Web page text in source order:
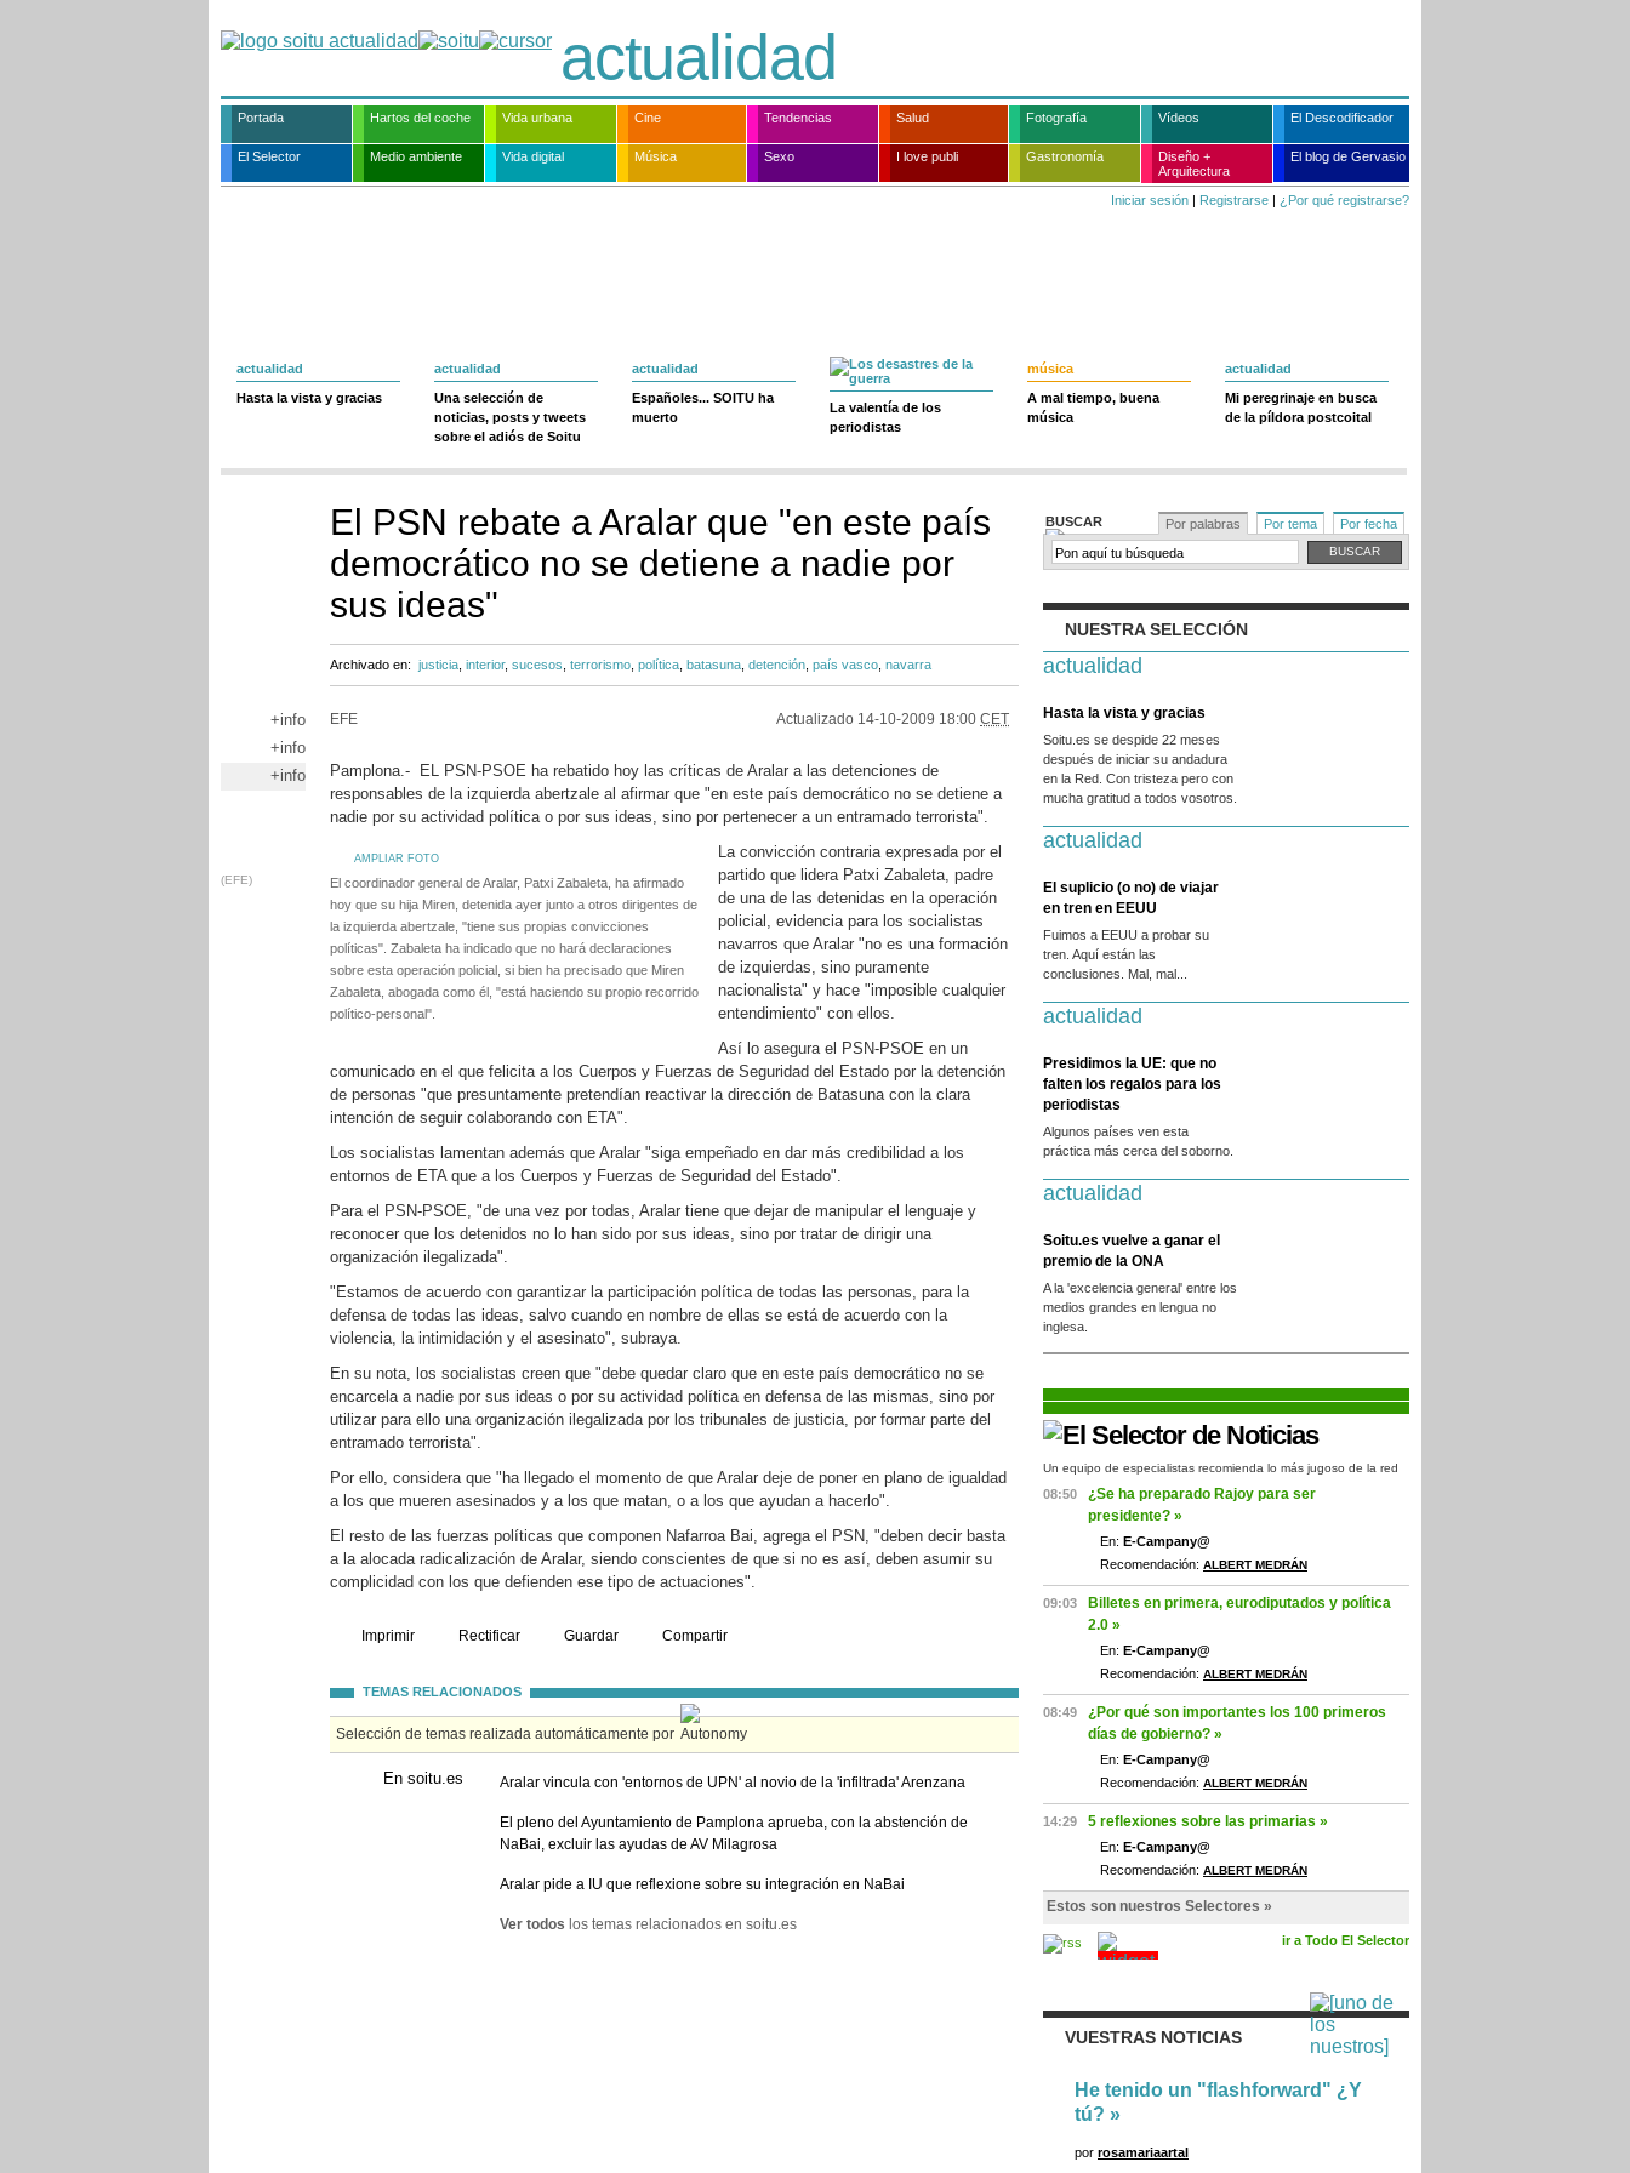
actualidad
Portada Hartos del coche Vida urbana Cine Tendencias Salud Fotografía Vídeos El Descodificador
El Selector Medio ambiente Vida digital Música Sexo I love publi Gastronomía
Diseño +
Arquitectura
El blog de Gervasio
Iniciar sesión | Registrarse | ¿Por qué registrarse?
actualidad
Hasta la vista y gracias
actualidad
Una selección de
noticias, posts y tweets
sobre el adiós de Soitu
actualidad
Españoles... SOITU ha
muerto
La valentía de los
periodistas
música
A mal tiempo, buena
música
actualidad
Mi peregrinaje en busca
de la píldora postcoital
El PSN rebate a Aralar que "en este país
democrático no se detiene a nadie por
sus ideas"
Archivado en: justicia interior, sucesos terrorismo política batasuna detención país vasco navarra
+info
+info
+info
EFE Actualizado 14-10-2009 18:00 CET
Pamplona.- EL PSN-PSOE ha rebatido hoy las críticas de Aralar a las detenciones de
responsables de la izquierda abertzale al afirmar que "en este país democrático no se detiene a
nadie por su actividad política o por sus ideas, sino por pertenecer a un entramado terrorista".
AMPLIAR FOTO
(EFE)
El coordinador general de Aralar, Patxi Zabaleta, ha afirmado
hoy que su hija Miren, detenida ayer junto a otros dirigentes de
la izquierda abertzale, "tiene sus propias convicciones
políticas". Zabaleta ha indicado que no hará declaraciones
sobre esta operación policial, si bien ha precisado que Miren
Zabaleta, abogada como él, "está haciendo su propio recorrido
político-personal".
La convicción contraria expresada por el
partido que lidera Patxi Zabaleta, padre
de una de las detenidas en la operación
policial, evidencia para los socialistas
navarros que Aralar "no es una formación
de izquierdas, sino puramente
nacionalista" y hace "imposible cualquier
entendimiento" con ellos.
Así lo asegura el PSN-PSOE en un
comunicado en el que felicita a los Cuerpos y Fuerzas de Seguridad del Estado por la detención
de personas "que presuntamente pretendían reactivar la dirección de Batasuna con la clara
intención de seguir colaborando con ETA".
Los socialistas lamentan además que Aralar "siga empeñado en dar más credibilidad a los
entornos de ETA que a los Cuerpos y Fuerzas de Seguridad del Estado".
Para el PSN-PSOE, "de una vez por todas, Aralar tiene que dejar de manipular el lenguaje y
reconocer que los detenidos no lo han sido por sus ideas, sino por tratar de dirigir una
organización ilegalizada".
"Estamos de acuerdo con garantizar la participación política de todas las personas, para la
defensa de todas las ideas, salvo cuando en nombre de ellas se está de acuerdo con la
violencia, la intimidación y el asesinato", subraya.
En su nota, los socialistas creen que "debe quedar claro que en este país democrático no se
encarcela a nadie por sus ideas o por su actividad política en defensa de las mismas, sino por
utilizar para ello una organización ilegalizada por los tribunales de justicia, por formar parte del
entramado terrorista".
Por ello, considera que "ha llegado el momento de que Aralar deje de poner en plano de igualdad
a los que mueren asesinados y a los que matan, o a los que ayudan a hacerlo".
El resto de las fuerzas políticas que componen Nafarroa Bai, agrega el PSN, "deben decir basta
a la alocada radicalización de Aralar, siendo conscientes de que si no es así, deben asumir su
complicidad con los que defienden ese tipo de actuaciones".
Imprimir Rectificar Guardar Compartir
TEMAS RELACIONADOS
Selección de temas realizada automáticamente por
En soitu.es Aralar vincula con 'entornos de UPN' al novio de la 'infiltrada' Arenzana
El pleno del Ayuntamiento de Pamplona aprueba, con la abstención de
NaBai, excluir las ayudas de AV Milagrosa
Aralar pide a IU que reflexione sobre su integración en NaBai
Ver todos los temas relacionados en soitu.es
BUSCAR Por palabras Por tema Por fecha
NUESTRA SELECCIÓN
actualidad
Hasta la vista y gracias
Soitu.es se despide 22 meses
después de iniciar su andadura
en la Red. Con tristeza pero con
mucha gratitud a todos vosotros.
actualidad
El suplicio (o no) de viajar
en tren en EEUU
Fuimos a EEUU a probar su
tren. Aquí están las
conclusiones. Mal, mal...
actualidad
Presidimos la UE: que no
falten los regalos para los
periodistas
Algunos países ven esta
práctica más cerca del soborno.
actualidad
Soitu.es vuelve a ganar el
premio de la ONA
A la 'excelencia general' entre los
medios grandes en lengua no
inglesa.
Un equipo de especialistas recomienda lo más jugoso de la red
08:50
¿Se ha preparado Rajoy para ser
presidente? »
En: E-Campany@
Recomendación: ALBERT MEDRÁN
09:03
Billetes en primera, eurodiputados y política
2.0 »
En: E-Campany@
Recomendación: ALBERT MEDRÁN
08:49
¿Por qué son importantes los 100 primeros
días de gobierno? »
En: E-Campany@
Recomendación: ALBERT MEDRÁN
14:29 5 reflexiones sobre las primarias »
En: E-Campany@
Recomendación: ALBERT MEDRÁN
Estos son nuestros Selectores »
ir a Todo El Selector
VUESTRAS NOTICIAS
He tenido un "flashforward" ¿Y
tú? »
por rosamariaartal